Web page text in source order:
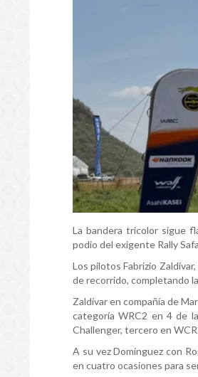
La bandera tricolor sigue
podio del exigente Rally
Los pilotos Fabrizio
de recorrido, completando
Zaldívar en compañía de
categoría WRC2 en 4 de
Challenger, tercero en
A su vez Domínguez con
en cuatro ocasiones para